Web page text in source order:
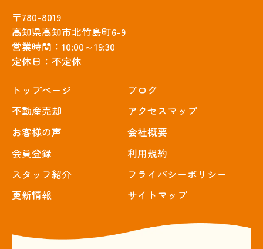
〒780-8019
高知県高知市北竹島町6-9
営業時間：10:00～19:30
定休日：不定休
トップぺージ
不動産売却
お客様の声
会員登録
スタッフ紹介
更新情報
ブログ
アクセスマップ
会社概要
利用規約
プライバシーポリシー
サイトマップ